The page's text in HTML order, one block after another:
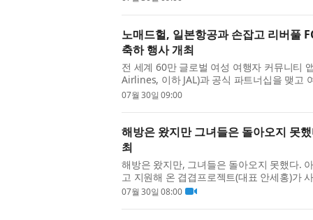
노매드헐, 일본항공과 손잡고 리버풀
축하 행사 개최
전 세계 60만 글로벌 여성 여행자 커뮤니티
Airlines, 이하 JAL)과 공식 파트너십을 맺고
업 프로젝트를 진행했다고 밝혔다. 이번 협...
07월 30일 09:00
해방은 왔지만 그녀들은 돌아오지 못
최
해방은 왔지만, 그녀들은 돌아오지 못했다.
고 지원해 온 겹겹프로젝트(대표 안세홍)가
아트센터 2관에서 개최한다. 8월 6...
07월 30일 08:00